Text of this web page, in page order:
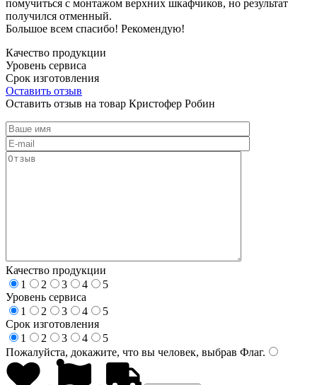
помучиться с монтажом верхних шкафчиков, но результат
получился отменный.
Большое всем спасибо! Рекомендую!
Качество продукции
Уровень сервиса
Срок изготовления
Оставить отзыв
Оставить отзыв на товар Кристофер Робин
Качество продукции
1
2 3 4
5
Уровень сервиса
1
2 3 4
5
Срок изготовления
1
2 3 4
5
Пожалуйста, докажите, что вы человек, выбрав Флаг.